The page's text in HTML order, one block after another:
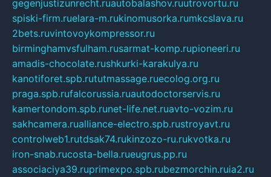
gegenjustizunrecht.ruautobalashov.ruutrovortu.ru
spiski-firm.ruelara-m.rukinomusorka.rumkcslava.ru
2bets.ruvintovoykompressor.ru
birminghamvsfulham.rusarmat-komp.rupioneeri.ru
amadis-chocolate.rushkurki-karakulya.ru
kanotiforet.spb.rututmassage.ruecolog.org.ru
praga.spb.rufalcorussia.ruautodoctorservis.ru
kamertondom.spb.runet-life.net.ruavto-vozim.ru
sakhcamera.rualliance-electro.spb.rustroyavt.ru
controlweb1.rutdsak74.rukinzozo-ru.rukvotka.ru
iron-snab.rucosta-bella.rueugrus.pp.ru
associaciya39.ruprimexpo.spb.rubezmorchin.ruia2.ru